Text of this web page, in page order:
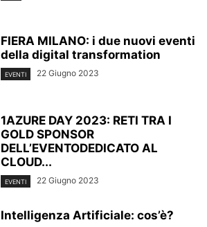
FIERA MILANO: i due nuovi eventi
della digital transformation
EVENTI 22 Giugno 2023
1AZURE DAY 2023: RETI TRA I
GOLD SPONSOR
DELL’EVENTODEDICATO AL
CLOUD...
EVENTI 22 Giugno 2023
Intelligenza Artificiale: cos’è?